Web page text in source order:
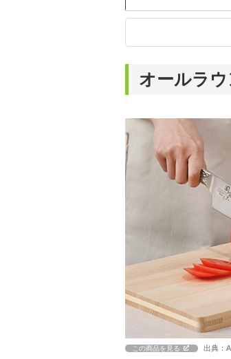
オールラ
この商品を見る 出典：